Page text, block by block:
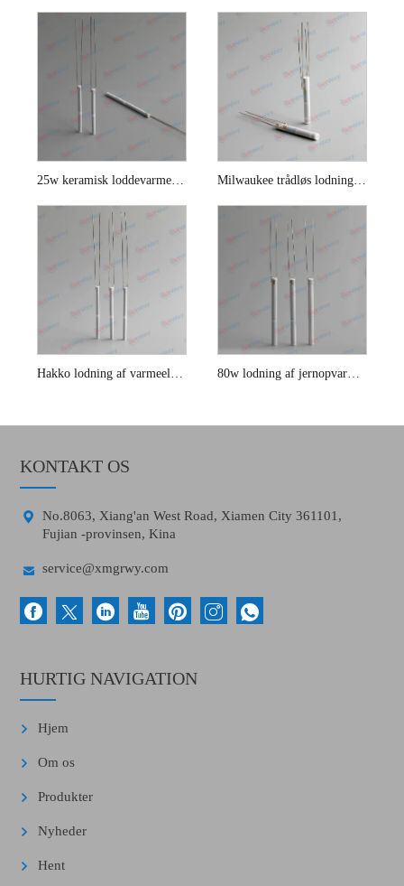
25w keramisk loddevarmeelement Milwaukee trådløs lodning af jernvarmeelement
Hakko lodning af varmeelement 80w lodning af jernopvarmningselementer
KONTAKT OS

No.8063, Xiang'an West Road, Xiamen City 361101,
Fujian -provinsen, Kina
 service@xmgrwy.com
HURTIG NAVIGATION
Hjem
Om os
Produkter
Nyheder
Hent